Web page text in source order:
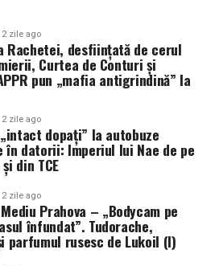
2 zile ago
Rachetei, desființată de cerul
Curtea de Conturi și
pun „mafia antigrindină” la
2 zile ago
dopați” la autobuze
în datorii: Imperiul lui Nae de pe
din TCE
2 zile ago
Prahova – „Bodycam pe
înfundat”. Tudorache,
parfumul rusesc de Lukoil (I)